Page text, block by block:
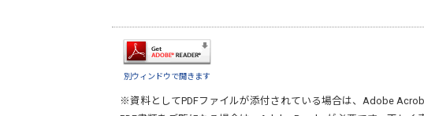
別ウィンドウで開きます
※資料としてPDFファイルが添付されている場合は、 Adobe